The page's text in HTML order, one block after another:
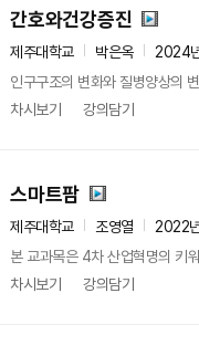
간호와건강증진
제주대학교 박은옥
2024
인구구조의 변화와 질병양상의
차시보기
강의담기
스마트팜
제주대학교 조영열
2022
본 교과목은 4차 산업혁명의 키
차시보기
강의담기